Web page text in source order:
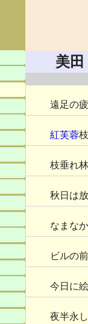
美田
遠足の
紅芙蓉
枝垂れ
秋日は
なまな
ビルの
今日に
夜半永